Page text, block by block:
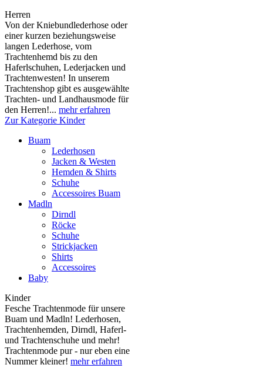
Herren
Von der Kniebundlederhose oder
einer kurzen beziehungsweise
langen Lederhose, vom
Trachtenhemd bis zu den
Haferlschuhen, Lederjacken und
Trachtenwesten! In unserem
Trachtenshop gibt es ausgewählte
Trachten- und Landhausmode für
den Herren!... mehr erfahren
Zur Kategorie Kinder
Buam
Lederhosen
Jacken & Westen
Hemden & Shirts
Schuhe
Accessoires Buam
Madln
Dirndl
Röcke
Schuhe
Strickjacken
Shirts
Accessoires
Baby
Kinder
Fesche Trachtenmode für unsere
Buam und Madln! Lederhosen,
Trachtenhemden, Dirndl, Haferl-
und Trachtenschuhe und mehr!
Trachtenmode pur - nur eben eine
Nummer kleiner! mehr erfahren